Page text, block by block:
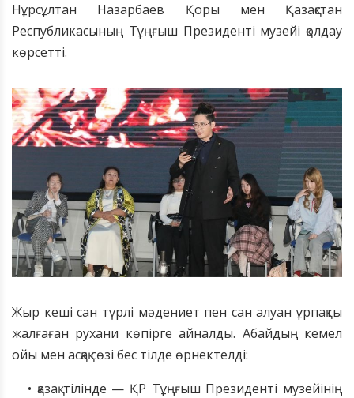
Нұрсұлтан Назарбаев Қоры мен Қазақстан
Республикасының Тұңғыш Президенті музейі қолдау
көрсетті.
Жыр кеші сан түрлі мәдениет пен сан алуан ұрпақты
жалғаған рухани көпірге айналды. Абайдың кемел
ойы мен асқақ сөзі бес тілде өрнектелді:
• қазақ тілінде — ҚР Тұңғыш Президенті музейінің